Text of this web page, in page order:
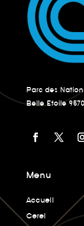
Parc des
Belle Etoile
Menu
Accueil
Cerel